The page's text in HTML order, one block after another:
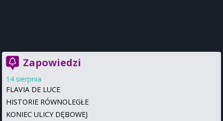
Zapowiedzi
14 sierpnia
FLAVIA DE LUCE
HISTORIE RÓWNOLEGŁE
KONIEC ULICY DĘBOWEJ